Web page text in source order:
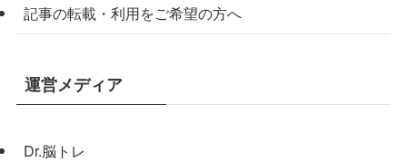
記事の転載・利用をご希望の方へ
運営メディア
Dr.脳トレ